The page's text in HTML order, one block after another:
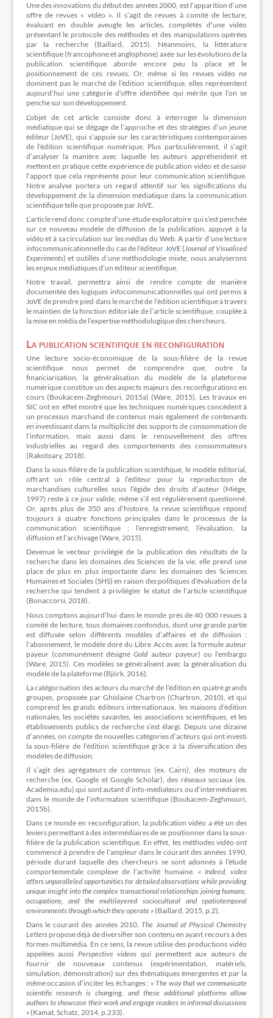
Une des innovations du début des années 2000, est l’apparition d’une
offre de revues « vidéo ». Il s’agit de revues à comité de lecture,
évaluant en double aveugle les articles, complétés d’une vidéo
présentant le protocole des méthodes et des manipulations opérées
par la recherche (Baillard, 2015). Néanmoins, la littérature
scientifique (francophone et anglophone) axée sur les évolutions de la
publication scientifique aborde encore peu la place et le
positionnement de ces revues. Or, même si les revues vidéo ne
dominent pas le marché de l’édition scientifique, elles représentent
aujourd’hui une catégorie d’offre identifiée qui mérite que l’on se
penche sur son développement.
L’objet de cet article consiste donc à interroger la dimension
médiatique qui se dégage de l’approche et des stratégies d’un jeune
éditeur (JoVE), qui s’appuie sur les caractéristiques contemporaines
de l’édition scientifique numérique. Plus particulièrement, il s’agit
d’analyser la manière avec laquelle les auteurs appréhendent et
mettent en pratique cette expérience de publication vidéo et de saisir
l’apport que cela représente pour leur communication scientifique.
Notre analyse portera un regard attentif sur les significations du
développement de la dimension médiatique dans la communication
scientifique telle que proposée par JoVE.
L’article rend donc compte d’une étude exploratoire qui s’est penchée
sur ce nouveau modèle de diffusion de la publication, appuyé à la
vidéo et à sa circulation sur les médias du Web. A partir d’une lecture
infocommunicationnelle du cas de l’éditeur JoVE( Journal of Visualised
Experiments) et outillés d’une méthodologie mixte, nous analyserons
les enjeux médiatiques d’un éditeur scientifique.
Notre travail, permettra ainsi de rendre compte de manière
documentée des logiques infocommunicationnelles qui ont permis à
JoVE de prendre pied dans le marché de l’édition scientifique à travers
le maintien de la fonction éditoriale de l’article scientifique, couplée à
la mise en média de l’expertise méthodologique des chercheurs.
La publication scientifique en reconfiguration
Une lecture socio-économique de la sous-filière de la revue
scientifique nous permet de comprendre que, outre la
financiarisation, la généralisation du modèle de la plateforme
numérique constitue un des aspects majeurs des reconfigurations en
cours (Boukacem-Zeghmouri, 2015a) (Ware, 2015). Les travaux en
SIC ont en effet montré que les techniques numériques concèdent à
un processus marchand de contenus mais également de contenants
en investissant dans la multiplicité des supports de consommation de
l’information, mais aussi dans le renouvellement des offres
industrielles au regard des comportements des consommateurs
(Rakotoary, 2018).
Dans la sous-filière de la publication scientifique, le modèle éditorial,
offrant un rôle central à l’éditeur pour la reproduction de
marchandises culturelles sous l’égide des droits d’auteur (Miège,
1997) reste à ce jour valide, même s’il est régulièrement questionné.
Or, après plus de 350 ans d’histoire, la revue scientifique répond
toujours à quatre fonctions principales dans le processus de la
communication scientifique : l’enregistrement, l’évaluation, la
diffusion et l’archivage (Ware, 2015).
Devenue le vecteur privilégié de la publication des résultats de la
recherche dans les domaines des Sciences de la vie, elle prend une
place de plus en plus importante dans les domaines des Sciences
Humaines et Sociales (SHS) en raison des politiques d’évaluation de la
recherche qui tendent à privilégier le statut de l’article scientifique
(Bonaccorsi, 2018).
Nous comptons aujourd’hui dans le monde près de 40 000 revues à
comité de lecture, tous domaines confondus, dont une grande partie
est diffusée selon différents modèles d’affaires et de diffusion :
l’abonnement, le modèle doré du Libre Accès avec la formule auteur
payeur (communément désignéGold auteur payeur) ou l’embargo
(Ware, 2015). Ces modèles se généralisent avec la généralisation du
modèle de la plateforme (Björk, 2016).
La catégorisation des acteurs du marché de l’édition en quatre grands
groupes, proposée par Ghislaine Chartron (Chartron, 2010), et qui
comprend les grands éditeurs internationaux, les maisons d’édition
nationales, les sociétés savantes, les associations scientifiques, et les
établissements publics de recherche s’est élargi. Depuis une dizaine
d’années, on compte de nouvelles catégories d’acteurs qui ont investi
la sous-filière de l’édition scientifique grâce à la diversification des
modèles de diffusion.
Il s’agit des agrégateurs de contenus (ex. Cairn), des moteurs de
recherche (ex. Google et Google Scholar), des réseaux sociaux (ex.
Academia.edu) qui sont autant d’info-médiateurs ou d’intermédiaires
dans le monde de l’information scientifique (Boukacem-Zeghmouri,
2015b).
Dans ce monde en reconfiguration, la publication vidéo a été un des
leviers permettant à des intermédiaires de se positionner dans la sous-
filière de la publication scientifique. En effet, les méthodes vidéo ont
commencé à prendre de l’ampleur dans le courant des années 1990,
période durant laquelle des chercheurs se sont adonnés à l’étude
comportementale complexe de l’activité humaine. « Indeed, video
offers unparalleled opportunities for detailed observations while providing
unique insight into the complex transactional relationships joining humans,
occupations, and the multilayered sociocultural and spatiotemporal
environments through which they operate »(Baillard, 2015, p.2).
Dans le courant des années 2010,The Journal of Physical Chemistry
Letters propose déjà de diversifier son contenu en ayant recours à des
formes multimédia. En ce sens, la revue utilise des productions vidéo
appelées aussi Perspective videos qui permettent aux auteurs de
fournir de nouveaux contenus (expérimentation, matériels,
simulation, démonstration) sur des thématiques émergentes et par la
même occasion d’inciter les échanges : «The way that we communicate
scientific research is changing, and these additional platforms allow
authors to showcase their work and engage readers in informal discussions
»(Kamat, Schatz, 2014, p.233).